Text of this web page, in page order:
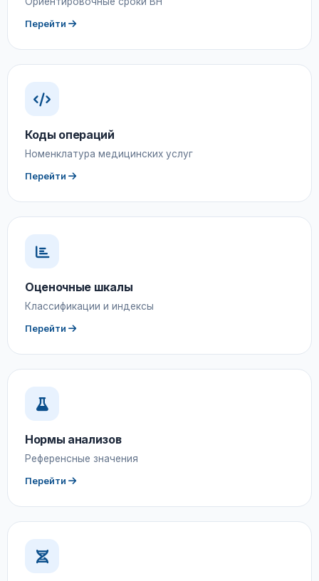
Перейти
Коды операций
Номенклатура медицинских услуг
Перейти
Оценочные шкалы
Классификации и индексы
Перейти
Нормы анализов
Референсные значения
Перейти